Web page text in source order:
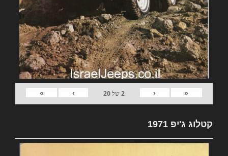
«
‹
2של20
›
»
קטלוג ג'יפ 1971